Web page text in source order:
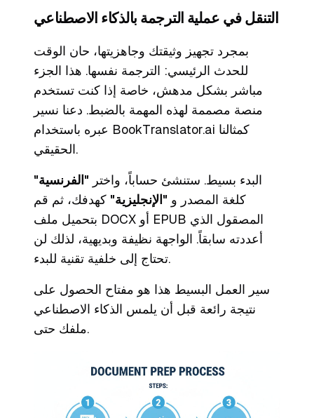
التنقل في عملية الترجمة بالذكاء الاصطناعي
بمجرد تجهيز وثيقتك وجاهزيتها، حان الوقت
للحدث الرئيسي: الترجمة نفسها. هذا الجزء
مباشر بشكل مدهش، خاصة إذا كنت تستخدم
منصة مصممة لهذه المهمة بالضبط. دعنا نسير
عبره باستخدام BookTranslator.ai كمثالنا
الحقيقي.
البدء بسيط. ستنشئ حساباً، واختر "الفرنسية"
كلغة المصدر و "الإنجليزية" كهدفك، ثم قم
بتحميل ملف DOCX أو EPUB المصقول الذي
أعددته سابقاً. الواجهة نظيفة وبديهية، لذلك لن
تحتاج إلى خلفية تقنية للبدء.
سير العمل البسيط هذا هو مفتاح الحصول على
نتيجة رائعة قبل أن يلمس الذكاء الاصطناعي
ملفك حتى.